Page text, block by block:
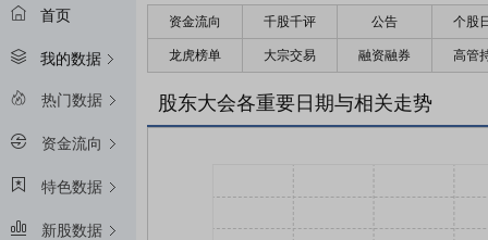
首页
我的数据
热门数据
资金流向
特色数据
新股数据
资金流向 千股千评 公告 个股
龙虎榜单 大宗交易 融资融券 高管
股东大会各重要日期与相关走势